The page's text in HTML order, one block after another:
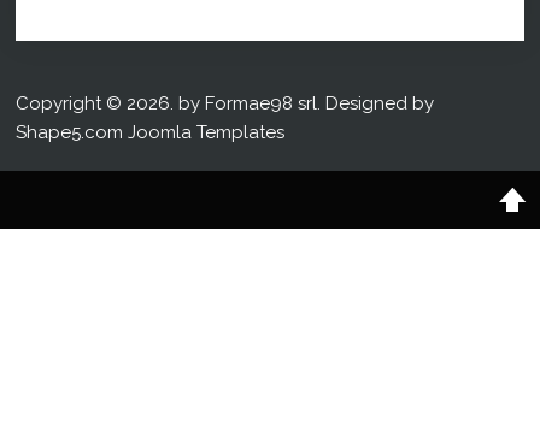
Copyright © 2026. by Formae98 srl. Designed by
Shape5.comJoomla Templates